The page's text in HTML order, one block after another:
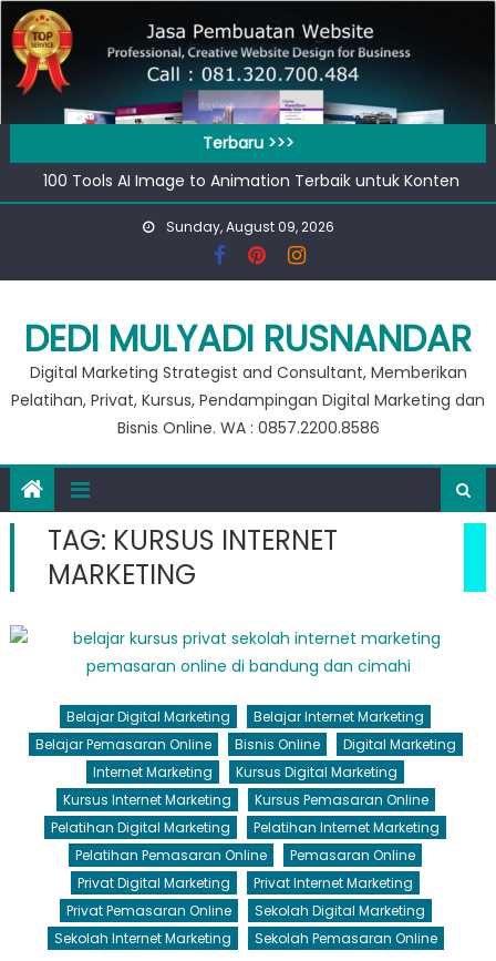
Skip
to
content
Terbaru >>>
100 Tools AI Image to Animation Terbaik untuk Konten
Video & Animasi
Apa bedanya kata pengantar pendahuluan dan prakata
Private Google for Business
Workshop Google for Business
Sunday, August 09, 2026
DEDI MULYADI RUSNANDAR
Digital Marketing Strategist and Consultant, Memberikan
Pelatihan, Privat, Kursus, Pendampingan Digital Marketing dan
Bisnis Online. WA : 0857.2200.8586
TAG: KURSUS INTERNET
MARKETING
Belajar Digital Marketing
Belajar Internet Marketing
Belajar Pemasaran Online
Bisnis Online
Digital Marketing
Internet Marketing
Kursus Digital Marketing
Kursus Internet Marketing
Kursus Pemasaran Online
Pelatihan Digital Marketing
Pelatihan Internet Marketing
Pelatihan Pemasaran Online
Pemasaran Online
Privat Digital Marketing
Privat Internet Marketing
Privat Pemasaran Online
Sekolah Digital Marketing
Sekolah Internet Marketing
Sekolah Pemasaran Online